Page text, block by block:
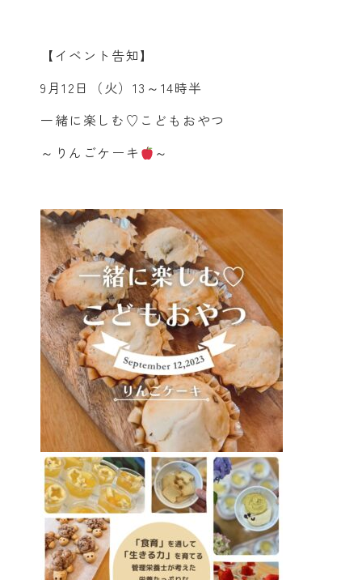
【イベント告知】
9月12日（火）13～14時半
一緒に楽しむ♡こどもおやつ
～りんごケーキ
～